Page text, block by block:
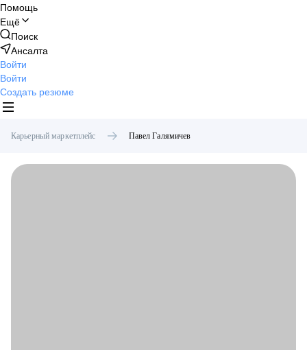
Помощь
Ещё
Поиск
Ансалта
Войти
Войти
Создать резюме
Карьерный маркетплейс Павел Галямичев